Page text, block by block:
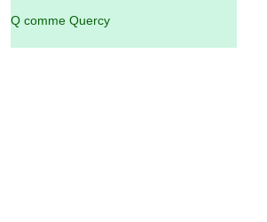
Q comme Quercy